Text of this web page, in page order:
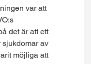
var att
det är att ett
av
möjliga att